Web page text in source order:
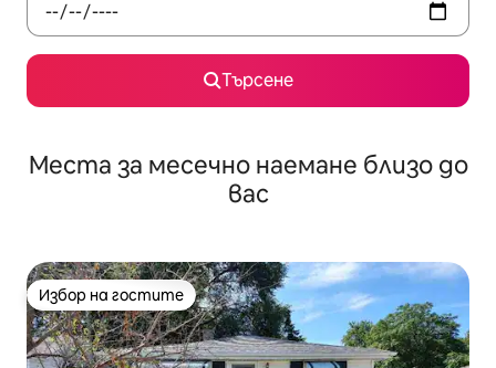
Търсене
Места за месечно наемане близо до
вас
Избор на гостите
Избор на гостите